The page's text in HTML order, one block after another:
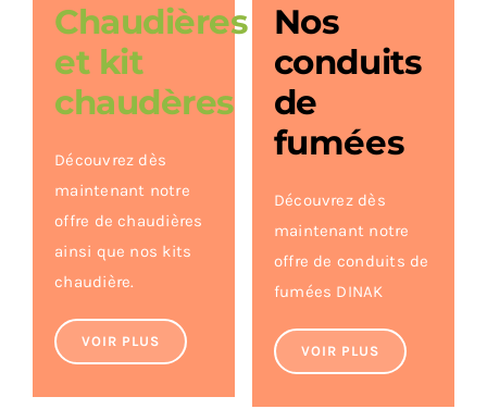
Chaudières
et kit
chaudères
Découvrez dès
maintenant notre
offre de chaudières
ainsi que nos kits
chaudière.
VOIR PLUS
Nos
conduits
de
fumées
Découvrez dès
maintenant notre
offre de conduits de
fumées DINAK
VOIR PLUS